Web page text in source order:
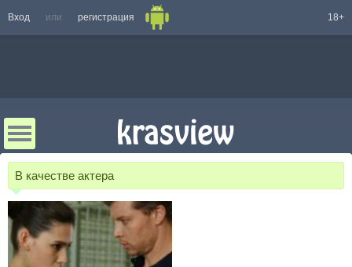
Вход или регистрация 18+
В качестве актера